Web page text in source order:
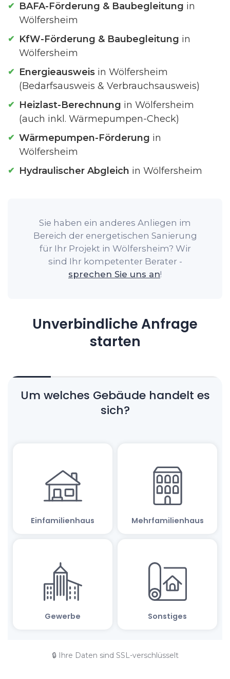
BAFA-Förderung & Baubegleitung in
Wölfersheim
KfW-Förderung & Baubegleitung in
Wölfersheim
Energieausweis in Wölfersheim
(Bedarfsausweis & Verbrauchsausweis)
Heizlast-Berechnung in Wölfersheim
(auch inkl. Wärmepumpen-Check)
Wärmepumpen-Förderung in
Wölfersheim
Hydraulischer Abgleich in Wölfersheim
Sie haben ein anderes Anliegen im
Bereich der energetischen Sanierung
für Ihr Projekt in Wölfersheim? Wir
sind Ihr kompetenter Berater -
sprechen Sie uns an!
Unverbindliche Anfrage
starten
🔒 Ihre Daten sind SSL-verschlüsselt